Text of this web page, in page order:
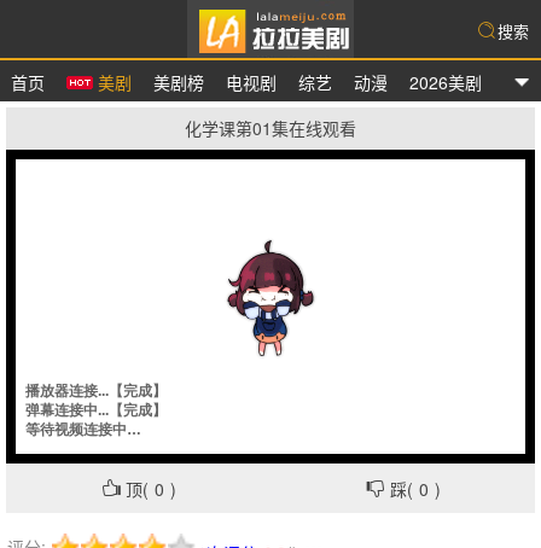
拉拉美剧
首页 美剧 美剧榜 电视剧 综艺 动漫 2026美剧
搜索
化学课第01集在线观看
顶( 0 ) 踩( 0 )